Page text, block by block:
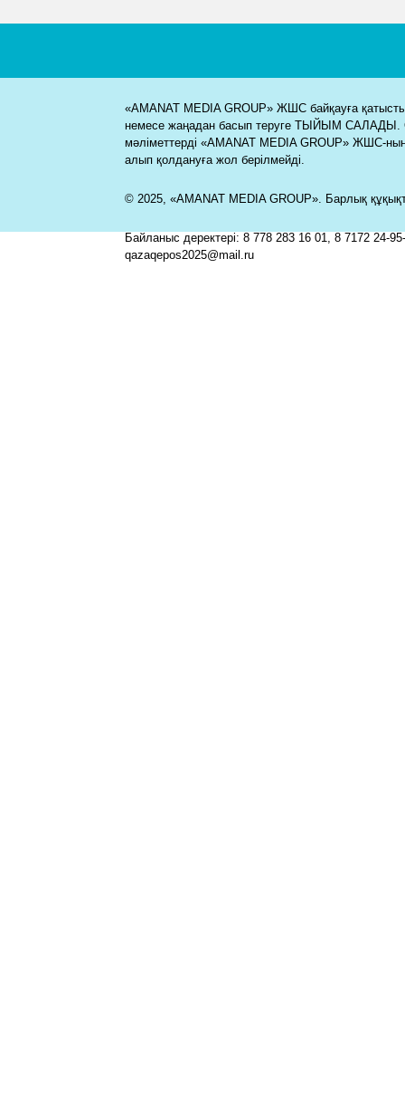
«AMANAT MEDIA GROUP» ЖШС байқауға қатысты
немесе жаңадан басып теруге ТЫЙЫМ САЛАДЫ.
мәліметтерді «AMANAT MEDIA GROUP» ЖШС-
алып қолдануға жол берілмейді.
© 2025, «AMANAT MEDIA GROUP». Барлық
Байланыс деректері: 8 778 283 16 01, 8 7172 24-
qazaqepos2025@mail.ru